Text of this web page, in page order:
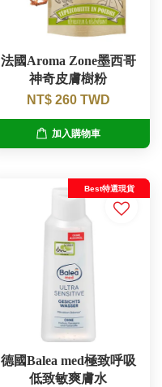
法國Aroma Zone墨西哥
神奇皮膚樹粉
NT$ 260 TWD
加入購物車
Best特選現貨
德國Balea med極致呼吸
低致敏爽膚水